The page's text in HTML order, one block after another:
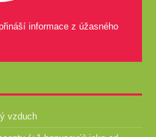
informace z úžasného
vzduch